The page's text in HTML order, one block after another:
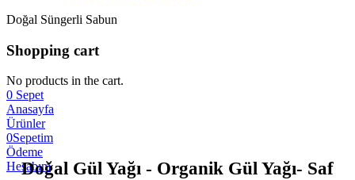
Doğal Süngerli Sabun
Shopping cart
No products in the cart.
0 Sepet
Anasayfa
Ürünler
0Sepetim
Ödeme
Hesabım
Doğal Gül Yağı - Organik Gül Yağı- Saf